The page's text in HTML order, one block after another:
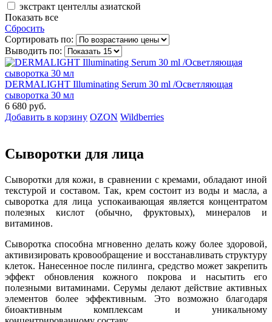
экстракт центеллы азиатской
Показать все
Сбросить
Сортировать по:
Выводить по:
DERMALIGHT Illuminating Serum 30 ml /Осветляющая
сыворотка 30 мл
6 680 руб.
Добавить в корзину OZON Wildberries
Сыворотки для лица
Сыворотки для кожи, в сравнении с кремами, обладают иной
текстурой и составом. Так, крем состоит из воды и масла, а
сыворотка для лица успокаивающая является концентратом
полезных кислот (обычно, фруктовых), минералов и
витаминов.
Сыворотка способна мгновенно делать кожу более здоровой,
активизировать кровообращение и восстанавливать структуру
клеток. Нанесенное после пилинга, средство может закрепить
эффект обновления кожного покрова и насытить его
полезными витаминами. Серумы делают действие активных
элементов более эффективным. Это возможно благодаря
биоактивным комплексам и уникальному